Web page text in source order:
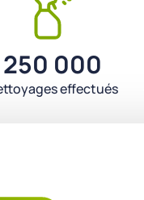
250 000
effectués